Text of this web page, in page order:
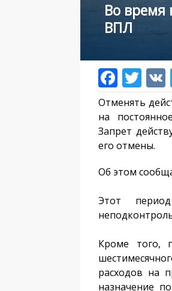
Во время
ВПЛ
Отменять
на
Запрет
его отмены.
Об этом
Этот
Кроме того,
расходов на
назначение